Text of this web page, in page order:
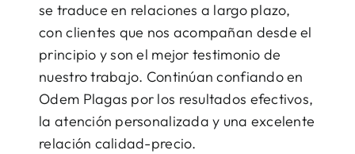
se traduce en relaciones a largo plazo,
con clientes que nos acompañan desde el
principio y son el mejor testimonio de
nuestro trabajo. Continúan confiando en
Odem Plagas por los resultados efectivos,
la atención personalizada y una excelente
relación calidad-precio.